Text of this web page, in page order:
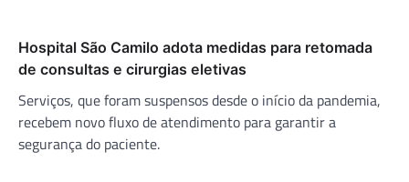
Hospital São Camilo adota medidas para retomada
de consultas e cirurgias eletivas
Serviços, que foram suspensos desde o início da pandemia,
recebem novo fluxo de atendimento para garantir a
segurança do paciente.